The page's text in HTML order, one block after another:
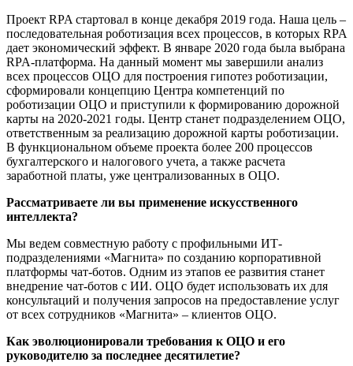
Проект RPA стартовал в конце декабря 2019 года. Наша цель –
последовательная роботизация всех процессов, в которых RPA
дает экономический эффект. В январе 2020 года была выбрана
RPA-платформа. На данный момент мы завершили анализ
всех процессов ОЦО для построения гипотез роботизации,
сформировали концепцию Центра компетенций по
роботизации ОЦО и приступили к формированию дорожной
карты на 2020-2021 годы. Центр станет подразделением ОЦО,
ответственным за реализацию дорожной карты роботизации.
В функциональном объеме проекта более 200 процессов
бухгалтерского и налогового учета, а также расчета
заработной платы, уже централизованных в ОЦО.
Рассматриваете ли вы применение искусственного
интеллекта?
Мы ведем совместную работу с профильными ИТ-
подразделениями «Магнита» по созданию корпоративной
платформы чат-ботов. Одним из этапов ее развития станет
внедрение чат-ботов с ИИ. ОЦО будет использовать их для
консультаций и получения запросов на предоставление услуг
от всех сотрудников «Магнита» – клиентов ОЦО.
Как эволюционировали требования к ОЦО и его
руководителю за последнее десятилетие?